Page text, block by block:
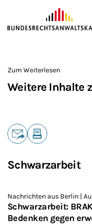
ZUM HAUPTINHALT
Zum Weiterlesen
Weitere Inhalte
Teilen
Schwarzarbeit
Nachrichten aus Berlin |
Schwarzarbeit:
Bedenken gegen